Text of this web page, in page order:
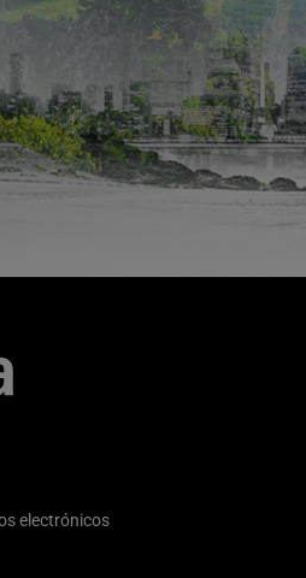
electrónicos